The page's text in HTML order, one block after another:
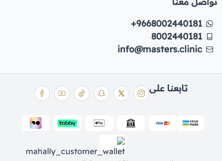
+9668002440181
8002440181
info@masters.clinic
تابعنا على